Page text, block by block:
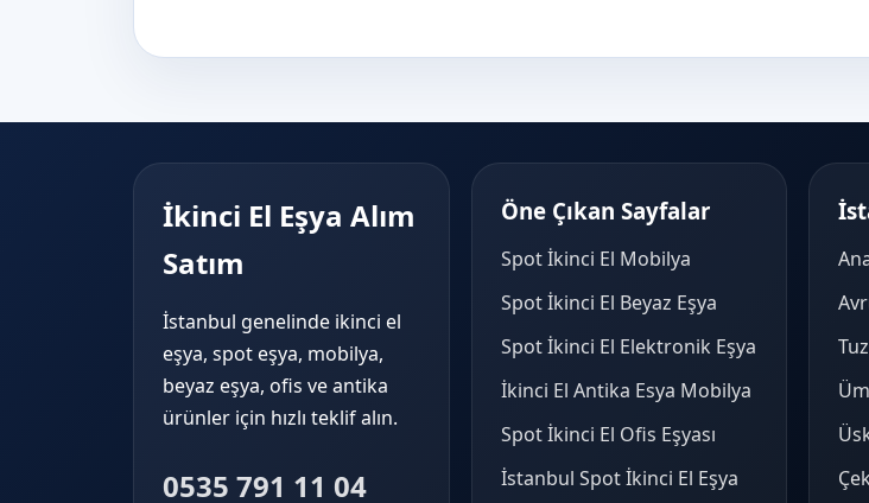
İkinci El Eşya Alım
Satım
İstanbul genelinde ikinci el
eşya, spot eşya, mobilya,
beyaz eşya, ofis ve antika
ürünler için hızlı teklif alın.
0535 791 11 04
Öne Çıkan Sayfalar
Spot İkinci El Mobilya
Spot İkinci El Beyaz Eşya
Spot İkinci El Elektronik Eşya
İkinci El Antika Esya Mobilya
Spot İkinci El Ofis Eşyası
İstanbul Spot İkinci El Eşya